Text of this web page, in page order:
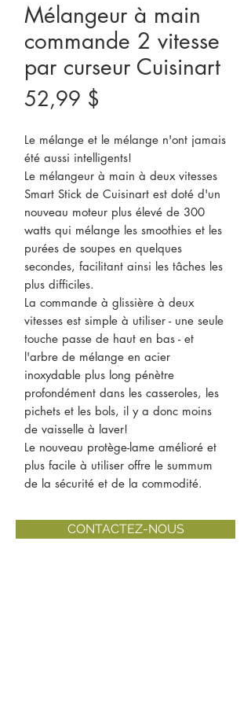
Mélangeur à main
commande 2 vitesse
par curseur Cuisinart
52,99 $
Le mélange et le mélange n'ont jamais
été aussi intelligents!
Le mélangeur à main à deux vitesses
Smart Stick de Cuisinart est doté d'un
nouveau moteur plus élevé de 300
watts qui mélange les smoothies et les
purées de soupes en quelques
secondes, facilitant ainsi les tâches les
plus difficiles.
La commande à glissière à deux
vitesses est simple à utiliser - une seule
touche passe de haut en bas - et
l'arbre de mélange en acier
inoxydable plus long pénètre
profondément dans les casseroles, les
pichets et les bols, il y a donc moins
de vaisselle à laver!
Le nouveau protège-lame amélioré et
plus facile à utiliser offre le summum
de la sécurité et de la commodité.
CONTACTEZ-NOUS